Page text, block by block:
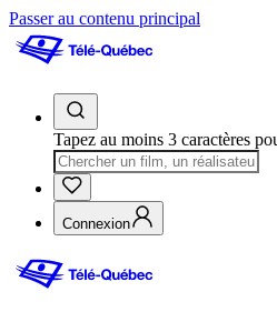
Passer au contenu principal
Tapez au moins 3 caractères
Connexion